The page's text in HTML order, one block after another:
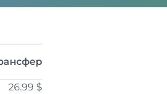
26.99 $